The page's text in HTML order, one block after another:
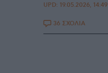
UPD: 19.05.2026, 14:49
36 ΣΧΟΛΙΑ